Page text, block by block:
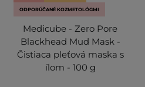
ODPORÚČANÉ KOZMETOLÓGMI
Medicube - Zero Pore
Blackhead Mud Mask -
Čistiaca pleťová maska s
ílom - 100 g